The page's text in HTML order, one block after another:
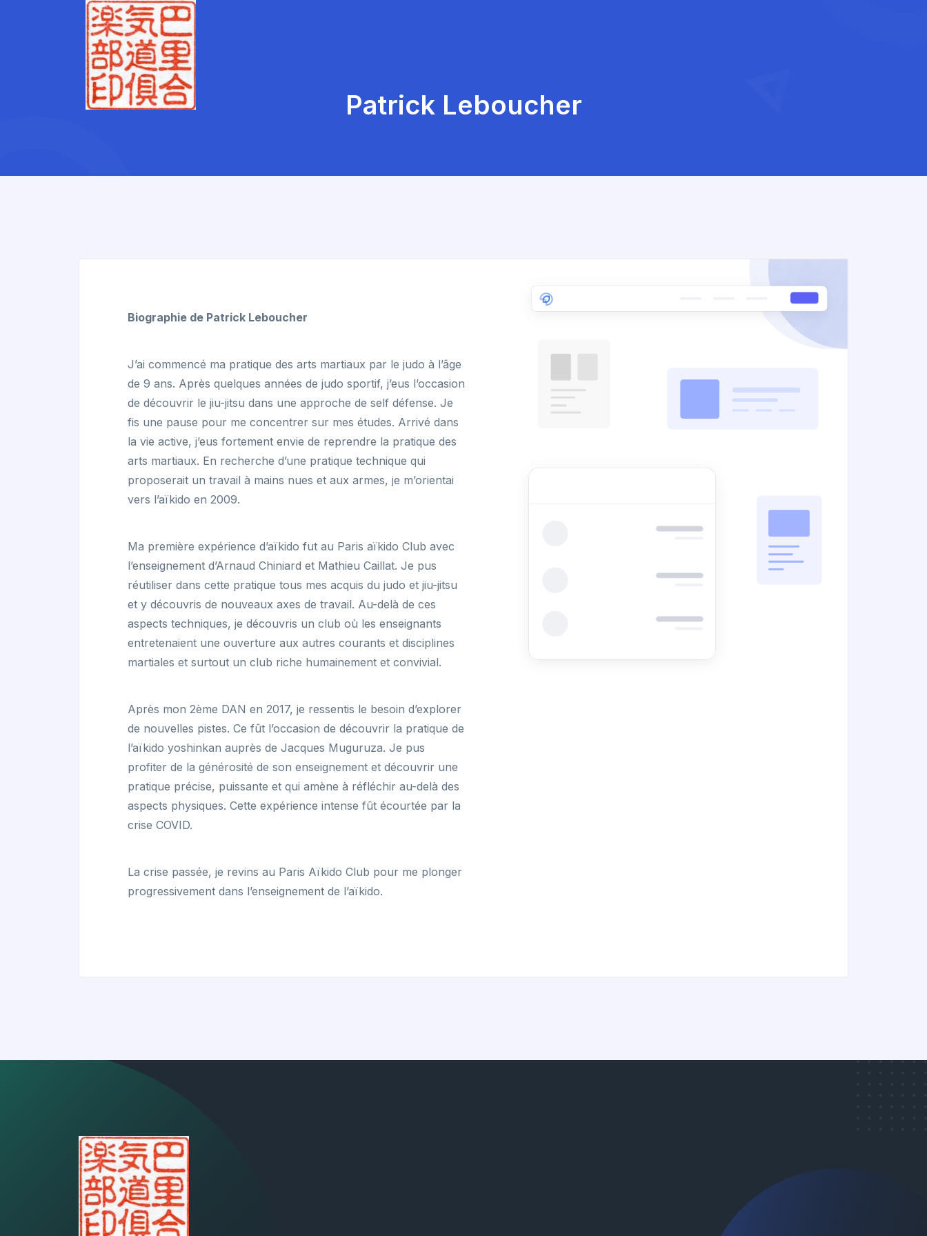
Patrick Leboucher
Biographie de Patrick Leboucher
J’ai commencé ma pratique des arts martiaux par le judo à l’âge
de 9 ans. Après quelques années de judo sportif, j’eus l’occasion
de découvrir le jiu-jitsu dans une approche de self défense. Je
fis une pause pour me concentrer sur mes études. Arrivé dans
la vie active, j’eus fortement envie de reprendre la pratique des
arts martiaux. En recherche d’une pratique technique qui
proposerait un travail à mains nues et aux armes, je m’orientai
vers l’aïkido en 2009.
Ma première expérience d’aïkido fut au Paris aïkido Club avec
l’enseignement d’Arnaud Chiniard et Mathieu Caillat. Je pus
réutiliser dans cette pratique tous mes acquis du judo et jiu-jitsu
et y découvris de nouveaux axes de travail. Au-delà de ces
aspects techniques, je découvris un club où les enseignants
entretenaient une ouverture aux autres courants et disciplines
martiales et surtout un club riche humainement et convivial.
Après mon 2ème DAN en 2017, je ressentis le besoin d’explorer
de nouvelles pistes. Ce fût l’occasion de découvrir la pratique de
l’aïkido yoshinkan auprès de Jacques Muguruza. Je pus
profiter de la générosité de son enseignement et découvrir une
pratique précise, puissante et qui amène à réfléchir au-delà des
aspects physiques. Cette expérience intense fût écourtée par la
crise COVID.
La crise passée, je revins au Paris Aïkido Club pour me plonger
progressivement dans l’enseignement de l’aïkido.